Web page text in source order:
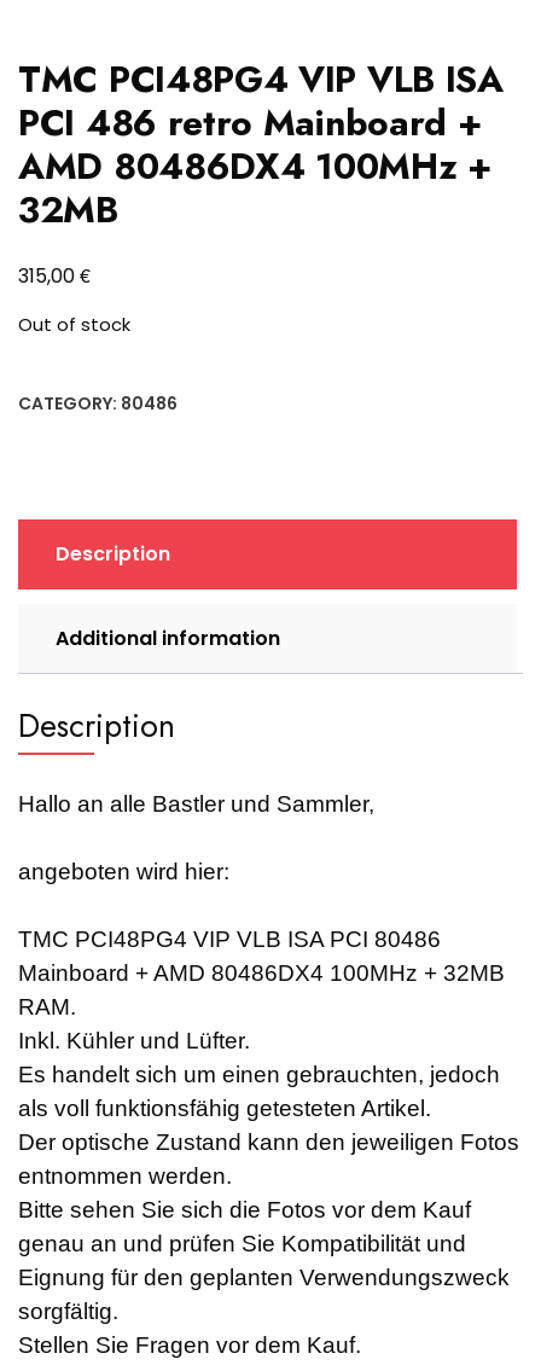
TMC PCI48PG4 VIP VLB ISA
PCI 486 retro Mainboard +
AMD 80486DX4 100MHz +
32MB
315,00€
Out of stock
CATEGORY: 80486
Description
Additional information
Description
Hallo an alle Bastler und Sammler,
angeboten wird hier:
TMC PCI48PG4 VIP VLB ISA PCI 80486
Mainboard + AMD 80486DX4 100MHz + 32MB
RAM.
Inkl. Kühler und Lüfter.
Es handelt sich um einen gebrauchten, jedoch
als voll funktionsfähig getesteten Artikel.
Der optische Zustand kann den jeweiligen Fotos
entnommen werden.
Bitte sehen Sie sich die Fotos vor dem Kauf
genau an und prüfen Sie Kompatibilität und
Eignung für den geplanten Verwendungszweck
sorgfältig.
Stellen Sie Fragen vor dem Kauf.